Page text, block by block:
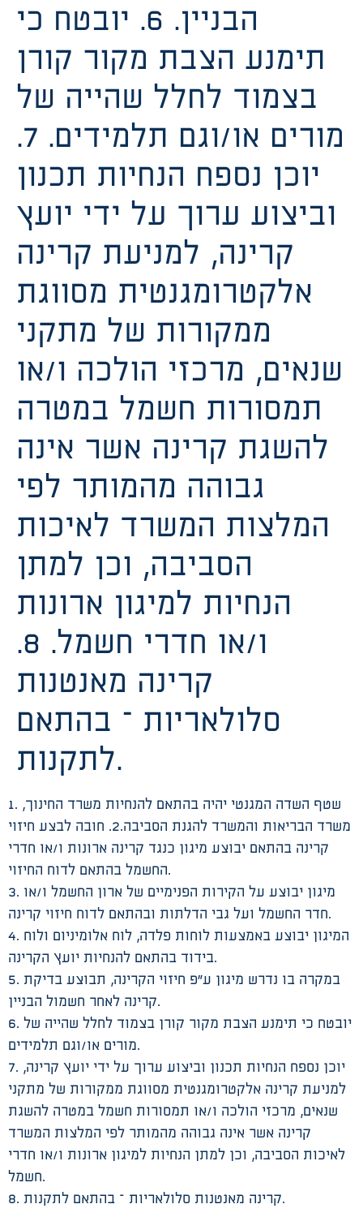
הבניין. 6. יובטח כי
תימנע הצבת מקור קורן
בצמוד לחלל שהייה של
מורים או/וגם תלמידים. 7.
יוכן נספח הנחיות תכנון
וביצוע ערוך על ידי יועץ
קרינה, למניעת קרינה
אלקטרומגנטית מסווגת
ממקורות של מתקני
שנאים, מרכזי הולכה ו/או
תמסורות חשמל במטרה
להשגת קרינה אשר אינה
גבוהה מהמותר לפי
המלצות המשרד לאיכות
הסביבה, וכן למתן
הנחיות למיגון ארונות
ו/או חדרי חשמל. 8.
קרינה מאנטנות
סלולאריות – בהתאם
לתקנות.
1. שטף השדה המגנטי יהיה בהתאם להנחיות משרד החינוך,
משרד הבריאות והמשרד להגנת הסביבה.2. חובה לבצע חיזוי
קרינה בהתאם יבוצע מיגון כנגד קרינה ארונות ו/או חדרי
החשמל בהתאם לדוח החיזוי.
3. מיגון יבוצע על הקירות הפנימיים של ארון החשמל ו/או
חדר החשמל ועל גבי הדלתות ובהתאם לדוח חיזוי קרינה.
4. המיגון יבוצע באמצעות לוחות פלדה, לוח אלומיניום ולוח
בידוד בהתאם להנחיות יועץ הקרינה.
5. במקרה בו נדרש מיגון ע”פ חיזוי הקרינה, תבוצע בדיקת
קרינה לאחר חשמול הבניין.
6. יובטח כי תימנע הצבת מקור קורן בצמוד לחלל שהייה של
מורים או/וגם תלמידים.
7. יוכן נספח הנחיות תכנון וביצוע ערוך על ידי יועץ קרינה,
למניעת קרינה אלקטרומגנטית מסווגת ממקורות של מתקני
שנאים, מרכזי הולכה ו/או תמסורות חשמל במטרה להשגת
קרינה אשר אינה גבוהה מהמותר לפי המלצות המשרד
לאיכות הסביבה, וכן למתן הנחיות למיגון ארונות ו/או חדרי
חשמל.
8. קרינה מאנטנות סלולאריות – בהתאם לתקנות.